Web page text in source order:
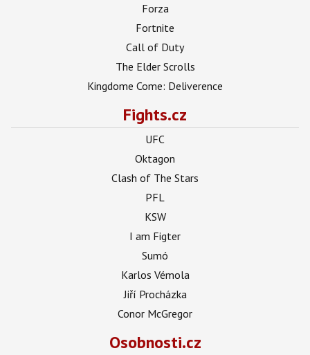
Forza
Fortnite
Call of Duty
The Elder Scrolls
Kingdome Come: Deliverence
Fights.cz
UFC
Oktagon
Clash of The Stars
PFL
KSW
I am Figter
Sumó
Karlos Vémola
Jiří Procházka
Conor McGregor
Osobnosti.cz